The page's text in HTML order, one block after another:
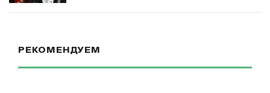
РЕКОМЕНДУЕМ